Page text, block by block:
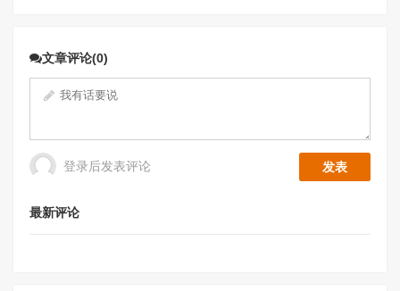
文章评论(0)
登录后发表评论
最新评论